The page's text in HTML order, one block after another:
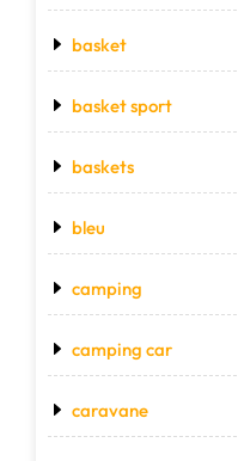
basket
basket sport
baskets
bleu
camping
camping car
caravane